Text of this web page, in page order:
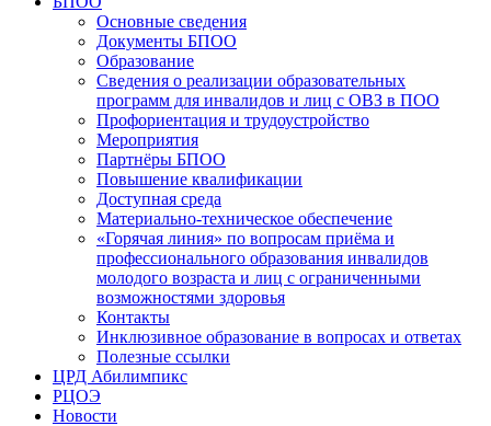
Основные сведения
Документы БПОО
Образование
Сведения о реализации образовательных
программ для инвалидов и лиц с ОВЗ в ПОО
Профориентация и трудоустройство
Мероприятия
Партнёры БПОО
Повышение квалификации
Доступная среда
Материально-техническое обеспечение
«Горячая линия» по вопросам приёма и
профессионального образования инвалидов
молодого возраста и лиц с ограниченными
возможностями здоровья
Контакты
Инклюзивное образование в вопросах и ответах
Полезные ссылки
ЦРД Абилимпикс
РЦОЭ
Новости